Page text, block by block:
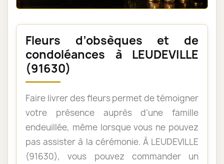
Fleurs d’obsèques et de
condoléances à LEUDEVILLE
(91630)
Faire livrer des fleurs permet de témoigner
votre présence auprès d’une famille
endeuillée, même lorsque vous ne pouvez
pas assister à la cérémonie. À LEUDEVILLE
(91630), vous pouvez commander un